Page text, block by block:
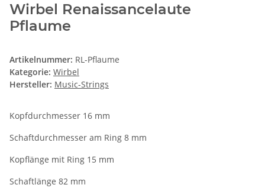
Wirbel Renaissancelaute
Pflaume
Artikelnummer: RL-Pflaume
Kategorie: Wirbel
Hersteller: Music-Strings
Kopfdurchmesser 16 mm
Schaftdurchmesser am Ring 8 mm
Kopflänge mit Ring 15 mm
Schaftlänge 82 mm